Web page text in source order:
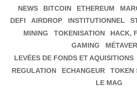
NEWS BITCOIN ETHEREUM
DEFI
AIRDROP INSTITUTIONNEL
MINING
TOKENISATION
HACK,
GAMING
LEVÉES DE FONDS ET AQUISITIONS
REGULATION
ECHANGEUR TOKEN
LE MAG